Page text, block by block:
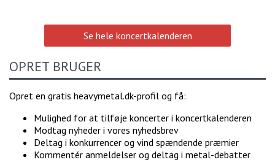
Se hele koncertkalenderen
OPRET BRUGER
Opret en gratis heavymetal.dk-profil og få:
Mulighed for at tilføje koncerter i koncertkalenderen
Modtag nyheder i vores nyhedsbrev
Deltag i konkurrencer og vind spændende præmier
Kommentér anmeldelser og deltag i metal-debatter